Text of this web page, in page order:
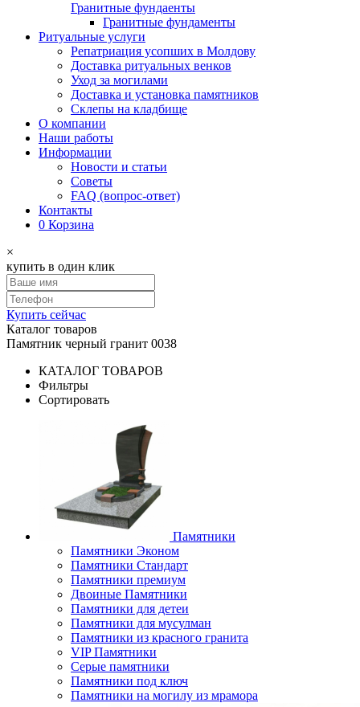
Гранитные фундаенты
Гранитные фундаменты
Ритуальные услуги
Репатриация усопших в Молдову
Доставка ритуальных венков
Уход за могилами
Доставка и установка памятников
Склепы на кладбище
О компании
Наши работы
Информации
Новости и статьи
Советы
FAQ (вопрос-ответ)
Контакты
0 Корзина
×
купить в один клик
Купить сейчас
Каталог товаров
Памятник черный гранит 0038
КАТАЛОГ ТОВАРОВ
Фильтры
Сортировать
Памятники
Памятники Эконом
Памятники Стандарт
Памятники премиум
Двоиные Памятники
Памятники для детеи
Памятники для мусулман
Памятники из красного гранита
VIP Памятники
Серые памятники
Памятники под ключ
Памятники на могилу из мрамора